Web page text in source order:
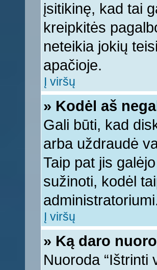
įsitikinę, kad tai
kreipkitės
neteikia jokių
apačioje.
Į viršų
» Kodėl aš
Gali būti, kad
arba uždraudė
Taip pat jis
sužinoti, kodėl
Į viršų
» Ką daro
Nuoroda “Ištrinti